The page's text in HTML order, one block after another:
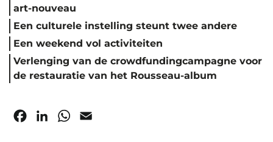
art-nouveau
Een culturele instelling steunt twee andere
Een weekend vol activiteiten
Verlenging van de crowdfundingcampagne voor
de restauratie van het Rousseau-album
FacebookLinkedInWhatsApp